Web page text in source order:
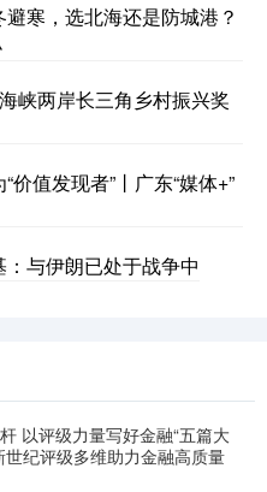
寒，选北海还是防城港？
峡两岸长三角乡村振兴奖
值发现者”丨广东“媒体+”
与伊朗已处于战争中
以评级力量写好金融“五篇大
纪评级多维助力金融高质量